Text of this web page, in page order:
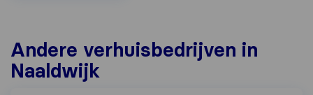
Andere verhuisbedrijven in
Naaldwijk